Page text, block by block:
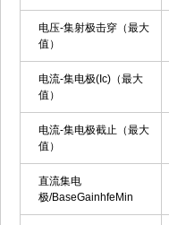
电压-集射极击穿（最大
值）
电流-集电极(Ic)（最大
值）
电流-集电极截止（最大
值）
直流集电
极/BaseGainhfeMin